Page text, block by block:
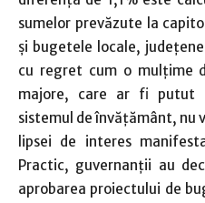
sumelor prevăzute la
și bugetele locale,
cu regret cum o mulțime
majore, care ar fi putut
sistemul de învățământ, nu
lipsei de interes
Practic, guvernanții au
aprobarea proiectului de